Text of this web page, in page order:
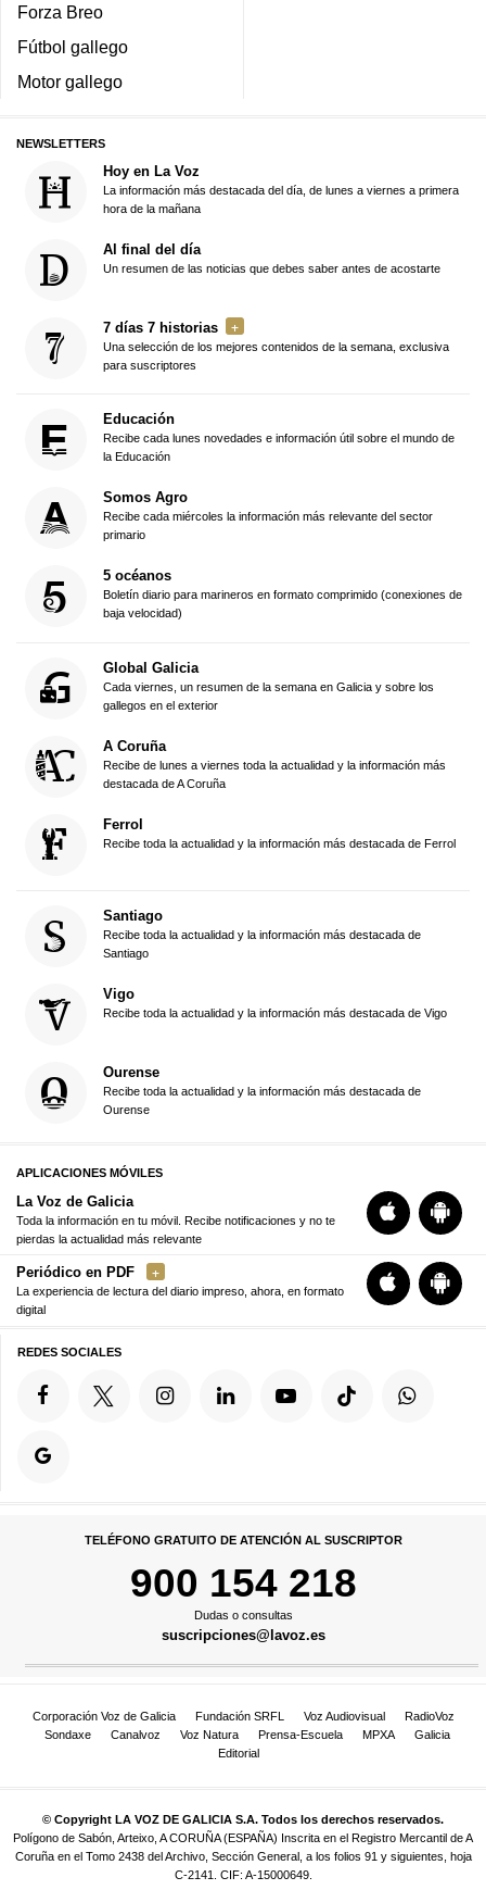
Forza Breo
Fútbol gallego
Motor gallego
NEWSLETTERS
Hoy en La Voz
La información más destacada del día, de lunes a viernes a primera
hora de la mañana
Al final del día
Un resumen de las noticias que debes saber antes de acostarte
7 días 7 historias
Una selección de los mejores contenidos de la semana, exclusiva
para suscriptores
Educación
Recibe cada lunes novedades e información útil sobre el mundo de
la Educación
Somos Agro
Recibe cada miércoles la información más relevante del sector
primario
5 océanos
Boletín diario para marineros en formato comprimido (conexiones de
baja velocidad)
Global Galicia
Cada viernes, un resumen de la semana en Galicia y sobre los
gallegos en el exterior
A Coruña
Recibe de lunes a viernes toda la actualidad y la información más
destacada de A Coruña
Ferrol
Recibe toda la actualidad y la información más destacada de Ferrol
Santiago
Recibe toda la actualidad y la información más destacada de
Santiago
Vigo
Recibe toda la actualidad y la información más destacada de Vigo
Ourense
Recibe toda la actualidad y la información más destacada de
Ourense
APLICACIONES MÓVILES
La Voz de Galicia
Toda la información en tu móvil. Recibe notificaciones y no te
pierdas la actualidad más relevante
Periódico en PDF
La experiencia de lectura del diario impreso, ahora, en formato
digital
REDES SOCIALES
TELÉFONO GRATUITO DE ATENCIÓN AL SUSCRIPTOR
900 154 218
Dudas o consultas
suscripciones@lavoz.es
Corporación Voz de Galicia Fundación SRFL Voz Audiovisual
RadioVoz
Sondaxe
Canalvoz Voz Natura Prensa-Escuela MPXA
Galicia
Editorial
© Copyright LA VOZ DE GALICIA S.A. Todos los derechos reservados.
Polígono de Sabón, Arteixo, A CORUÑA (ESPAÑA) Inscrita en el Registro Mercantil de A
Coruña en el Tomo 2438 del Archivo, Sección General, a los folios 91 y siguientes, hoja
C-2141. CIF: A-15000649.